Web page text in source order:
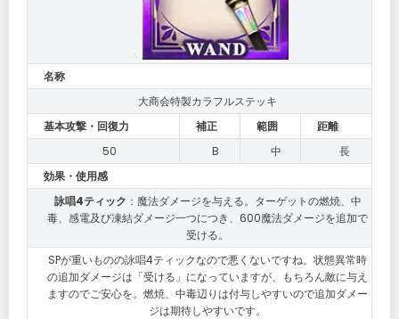
名称
大商会特製カラフルステッキ
基本攻撃・回復力
補正 範囲
距離
50
B 中
長
効果・使用感
詠唱4ティック ：魔法ダメージを与える。ターゲットの燃焼、中
毒、感電及び凍結ダメージ一つにつき、600魔法ダメージを追加で
受ける。
SPが重いものの詠唱4ティックなので悪くないですね。状態異常時
の追加ダメージは「受ける」になっていますが、もちろん敵に与え
ますのでご安心を。燃焼、中毒辺りは付与しやすいので追加ダメー
ジは期待しやすいです。